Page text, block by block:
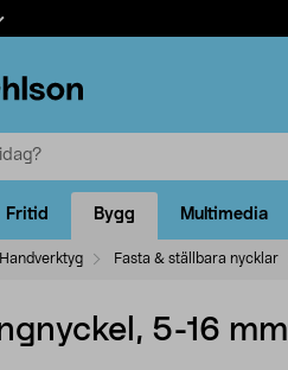
Fritid Bygg Multimedia
Handverktyg Fasta & ställbara nycklar
5-16 mm